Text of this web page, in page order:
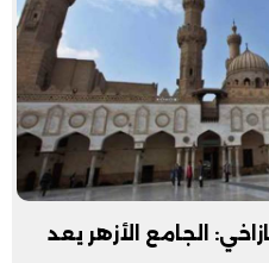
الجامع الأزهر يعد